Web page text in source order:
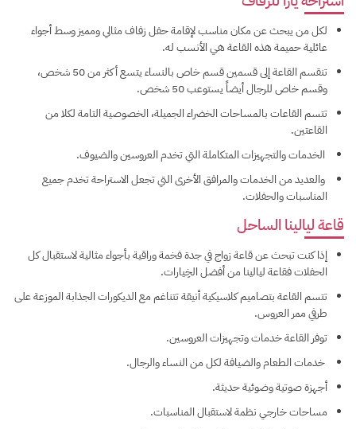
لكل من يبحث عن مكان مناسب لإقامة حفل زفاف مثالي ومميز وسط أجواء
عائلية حميمة هذه القاعة هي الأنسب له.
تنقسم القاعة إلى قسمين قسم خاص بالنساء يتسع أكثر من 50 شخص،
وقسم خاص للرجال أيضاً يستوعب 50 شخص.
تتسم القاعات بالمساحات الخضراء الجميلة، الخصوصية التامة لكلا من
القاعتين.
الخدمات والتجهيزات المتكاملة التي تخدم العروسين والضيوف.
والعديد من الخدمات والمرافق الأخرى التي تجعل الاستراحة تخدم جميع
المناسبات والحفلات.
قاعة ليالينا الساحل
إذا كنت تبحث عن قاعة زواج في جدة فخمة وراقية بأجواء مثالية لاستقبال كل
الحفلات فقاعة ليالينا من أفضل الخِيارات.
تتسم القاعة بتصاميم كلاسيكية أنيقة تتناغم مع الديكورات الجذابة الموزعة على
طرفي ممر العروس.
توفر القاعة خدمات وتجهيزات العروسين.
خدمات الطعام والضيافة لكل من النساء والرجال.
أجهزة صوتية وضوئية حديثة.
مساحات خارجي نظمة لاستقبال المناسبات.